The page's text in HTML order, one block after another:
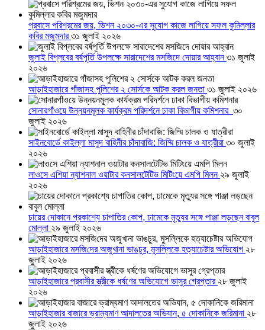
প্রবাসে পরিশ্রমের জয়, ভিশন ২০৩০-এর সুযোগ কাজে লাগিয়ে সফল কুমিল্লার
কবির মজুমদার৩১ জুলাই ২০২৬
জুলাই বিপ্লবের বর্ষপূর্তি উপলক্ষে সারাদেশের মসজিদে দোয়ার আহ্বান৩১ জুলাই
২০২৬
আড়াইহাজারে গাঁজাসহ পুলিশের ২ সোর্সকে আটক করল জনতা ৩১ জুলাই ২০২৬
সোনারগাঁওয়ে উন্নয়নমূলক কার্যক্রম পরিদর্শনে ঢাকা বিভাগীয় কমিশনার ৩০
জুলাই ২০২৬
সাইনবোর্ডে কাইল্লা মাসুদ বাহিনীর চাঁদাবাজি: জিম্মি চালক ও যাত্রীরা ৩০ জুলাই
২০২৬
লাওসে এশিয়া ন্যাশনাল ওয়াটার কনসালটেটিভ মিটিংয়ে এমপি মিলন ২৯ জুলাই
২০২৬
চায়ের দোকানে প্রকাশ্যে চাপাতির কোপ, ঢামেকে মৃত্যুর সঙ্গে পাঞ্জা লড়ছেন বাবুল
মোল্লা ২৯ জুলাই ২০২৬
আড়াইহাজারে মস‌জি‌দের অজুখানা ভাঙচুর, মুসল্লিকে হত্যাচেষ্টার অভিযোগ ২৮
জুলাই ২০২৬
আড়াইহাজারে প্রবাসীর স্ত্রীকে ধর্ষণের অভিযোগে ভাসুর গ্রেপ্তার ২৮ জুলাই
২০২৬
আড়াইহাজার বাজারে ভ্রাম্যমাণ আদালতের অভিযান, ৫ দোকানিকে জরিমানা ২৮
জুলাই ২০২৬